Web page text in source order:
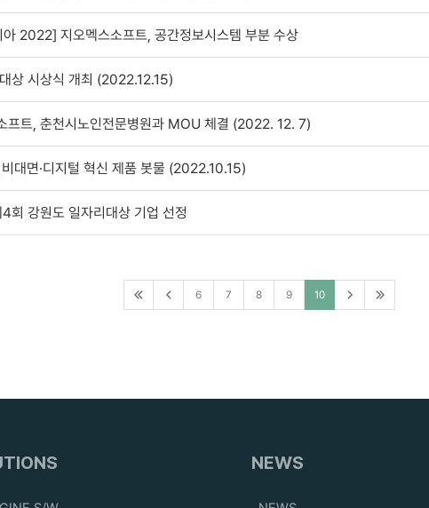
2022] 지오멕스소프트, 공간정보시스템 부분 수상
상 시상식 개최 (2022.12.15)
프트, 춘천시노인전문병원과 MOU 체결 (2022. 12. 7)
대면·디지털 혁신 제품 봇물 (2022.10.15)
회 강원도 일자리대상 기업 선정
6 7 8 9 10
NEWS